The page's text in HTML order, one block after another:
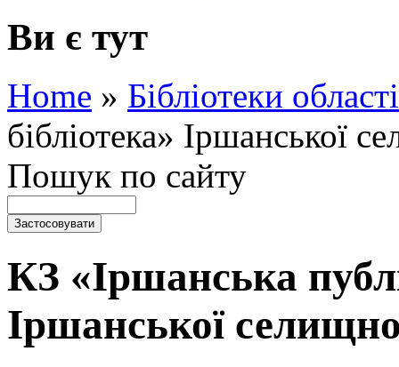
Ви є тут
Home » Бібліотеки області
бібліотека» Іршанської
Пошук по сайту
КЗ «Іршанська
Іршанської